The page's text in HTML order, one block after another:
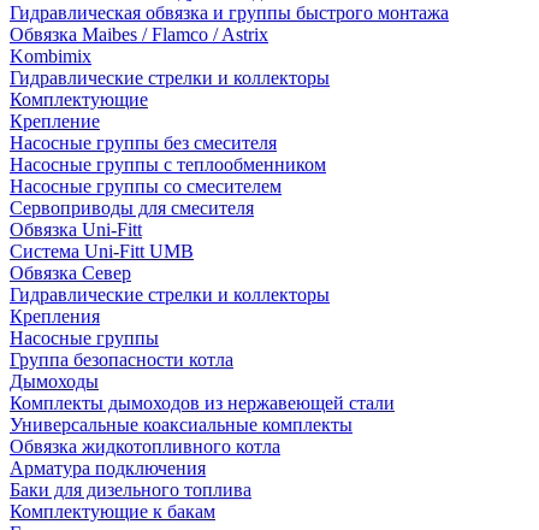
Гидравлическая обвязка и группы быстрого монтажа
Обвязка Maibes / Flamco / Astrix
Kombimix
Гидравлические стрелки и коллекторы
Комплектующие
Крепление
Насосные группы без смесителя
Насосные группы с теплообменником
Насосные группы со смесителем
Сервоприводы для смесителя
Обвязка Uni-Fitt
Система Uni-Fitt UMB
Обвязка Север
Гидравлические стрелки и коллекторы
Крепления
Насосные группы
Группа безопасности котла
Дымоходы
Комплекты дымоходов из нержавеющей стали
Универсальные коаксиальные комплекты
Обвязка жидкотопливного котла
Арматура подключения
Баки для дизельного топлива
Комплектующие к бакам